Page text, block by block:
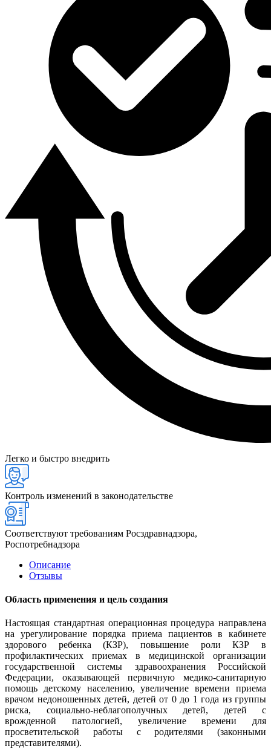
Легко и быстро внедрить
Контроль изменений в законодательстве
Соответствуют требованиям Росздравнадзора,
Роспотребнадзора
Описание
Отзывы
Область применения и цель создания
Настоящая стандартная операционная процедура направлена
на урегулирование порядка приема пациентов в кабинете
здорового ребенка (КЗР), повышение роли КЗР в
профилактических приемах в медицинской организации
государственной системы здравоохранения Российской
Федерации, оказывающей первичную медико-санитарную
помощь детскому населению, увеличение времени приема
врачом недоношенных детей, детей от 0 до 1 года из группы
риска, социально-неблагополучных детей, детей с
врожденной патологией, увеличение времени для
просветительской работы с родителями (законными
представителями).